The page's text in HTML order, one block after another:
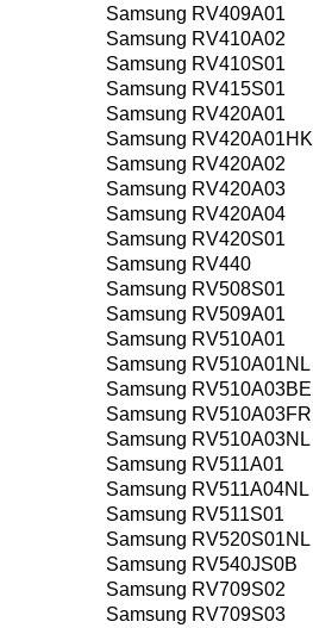
Samsung RV409A01
Samsung RV410A02
Samsung RV410S01
Samsung RV415S01
Samsung RV420A01
Samsung RV420A01HK
Samsung RV420A02
Samsung RV420A03
Samsung RV420A04
Samsung RV420S01
Samsung RV440
Samsung RV508S01
Samsung RV509A01
Samsung RV510A01
Samsung RV510A01NL
Samsung RV510A03BE
Samsung RV510A03FR
Samsung RV510A03NL
Samsung RV511A01
Samsung RV511A04NL
Samsung RV511S01
Samsung RV520S01NL
Samsung RV540JS0B
Samsung RV709S02
Samsung RV709S03